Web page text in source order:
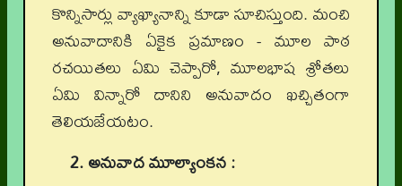
కొన్నిసార్లు వ్యాఖ్యానాన్ని కూడా సూచిస్తుంది. మంచి
అనువాదానికి ఏకైక ప్రమాణం - మూల పాఠ
రచయితలు ఏమి చెప్పారో, మూలభాష శ్రోతలు
ఏమి విన్నారో దానిని అనువాదం ఖచ్చితంగా
తెలియజేయటం.
2. అనువాద మూల్యాంకన :